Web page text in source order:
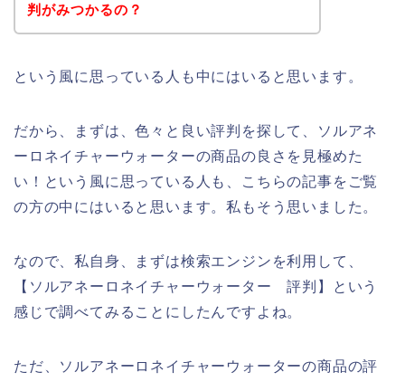
判がみつかるの？
という風に思っている人も中にはいると思います。
だから、まずは、色々と良い評判を探して、ソルアネ
ーロネイチャーウォーターの商品の良さを見極めた
い！という風に思っている人も、こちらの記事をご覧
の方の中にはいると思います。私もそう思いました。
なので、私自身、まずは検索エンジンを利用して、
【ソルアネーロネイチャーウォーター 評判】という
感じで調べてみることにしたんですよね。
ただ、ソルアネーロネイチャーウォーターの商品の評